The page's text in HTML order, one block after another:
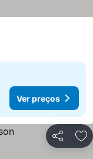
Ver preços
Partilhar